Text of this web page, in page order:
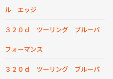
ル エッジ
３２０ｄ ツーリング ブルーパ
フォーマンス
３２０ｄ ツーリング ブルーパ